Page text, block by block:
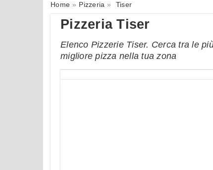
Home Pizzeria Tiser
Pizzeria Tiser
Elenco Pizzerie Tiser. Cerca tra le
migliore pizza nella tua zona